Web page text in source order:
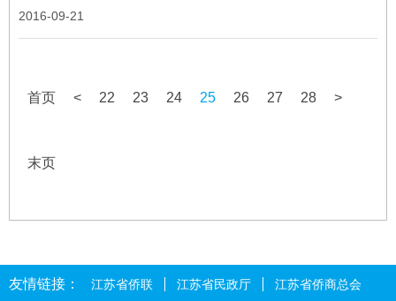
口腔健康知识讲座及义诊活动在南通市五洲国际广场举行。江苏省
华侨公...
2016-09-21
首页 < 22 23 24 25 26 27 28 >
末页
友情链接： 江苏省侨联 江苏省民政厅 江苏省侨商总会